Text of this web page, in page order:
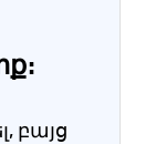
բայց